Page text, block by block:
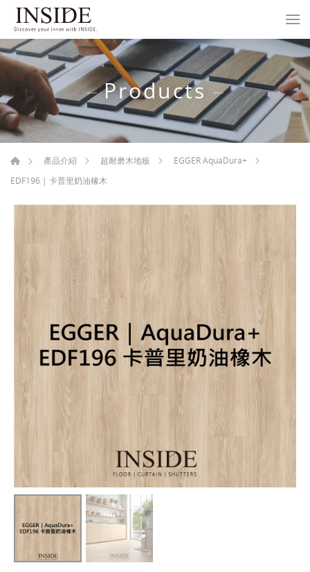
Products
產品介紹 超耐磨木地板
EGGER AquaDura+
EDF196 | 卡普里奶油橡木